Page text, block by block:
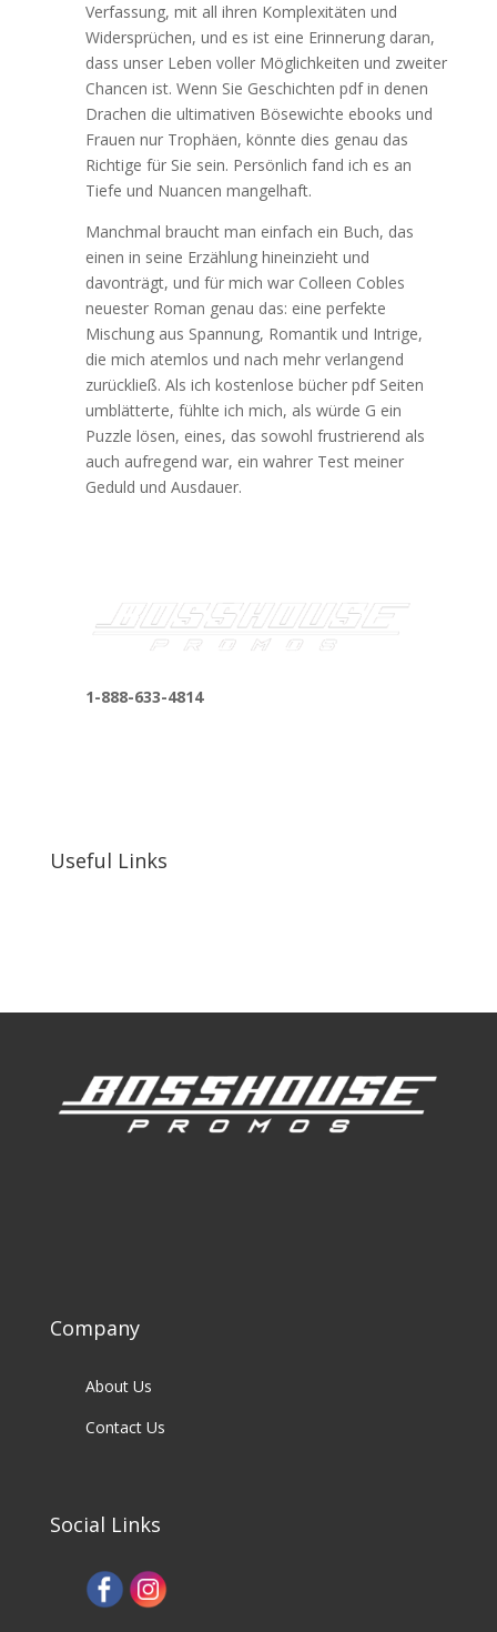
Verfassung, mit all ihren Komplexitäten und
Widersprüchen, und es ist eine Erinnerung daran,
dass unser Leben voller Möglichkeiten und zweiter
Chancen ist. Wenn Sie Geschichten pdf in denen
Drachen die ultimativen Bösewichte ebooks und
Frauen nur Trophäen, könnte dies genau das
Richtige für Sie sein. Persönlich fand ich es an
Tiefe und Nuancen mangelhaft.
Manchmal braucht man einfach ein Buch, das
einen in seine Erzählung hineinzieht und
davonträgt, und für mich war Colleen Cobles
neuester Roman genau das: eine perfekte
Mischung aus Spannung, Romantik und Intrige,
die mich atemlos und nach mehr verlangend
zurückließ. Als ich kostenlose bücher pdf Seiten
umblätterte, fühlte ich mich, als würde G ein
Puzzle lösen, eines, das sowohl frustrierend als
auch aufregend war, ein wahrer Test meiner
Geduld und Ausdauer.
1-888-633-4814
Useful Links
Company
About Us
Contact Us
Social Links